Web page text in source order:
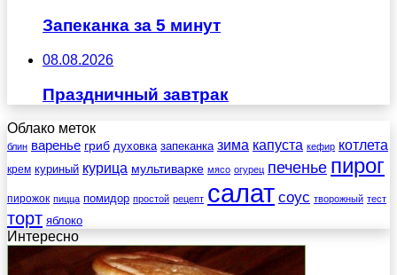
Запеканка за 5 минут
08.08.2026
Праздничный завтрак
Облако меток
блин варенье гриб духовка запеканка зима капуста кефир котлета
крем куриный курица мультиварке мясо огурец печенье пирог
пирожок пицца помидор простой рецепт салат соус творожный тест
торт яблоко
Интересно